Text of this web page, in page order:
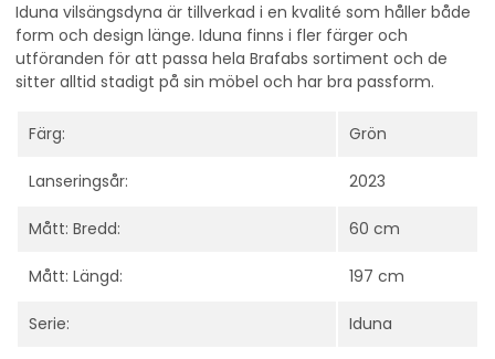
Iduna vilsängsdyna är tillverkad i en kvalité som håller både
form och design länge. Iduna finns i fler färger och
utföranden för att passa hela Brafabs sortiment och de
sitter alltid stadigt på sin möbel och har bra passform.
Färg: Grön
Lanseringsår: 2023
Mått: Bredd: 60 cm
Mått: Längd: 197 cm
Serie: Iduna